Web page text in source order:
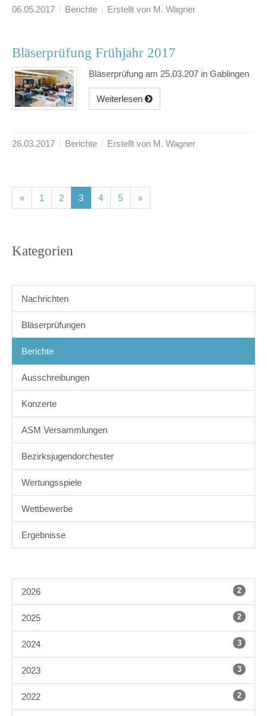
06.05.2017 Berichte Erstellt von M. Wagner
Bläserprüfung Frühjahr 2017
Bläserprüfung am 25.03.207 in Gablingen
Weiterlesen
26.03.2017 Berichte Erstellt von M. Wagner
« 1 (current)
2(current)
3(current)
4(current)
5(current)
»
Kategorien
Nachrichten
Bläserprüfungen
Berichte
Ausschreibungen
Konzerte
ASM Versammlungen
Bezirksjugendorchester
Wertungsspiele
Wettbewerbe
Ergebnisse
2026 2
2025 2
2024 3
2023 3
2022 2